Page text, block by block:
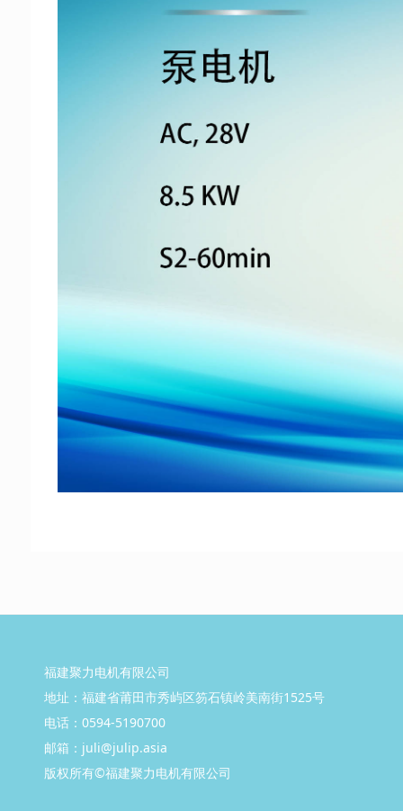
福建聚力电机有限公司
地址：福建省莆田市秀屿区笏石镇岭美南街1525号
电话：0594-5190700
邮箱：juli@julip.asia
版权所有©福建聚力电机有限公司